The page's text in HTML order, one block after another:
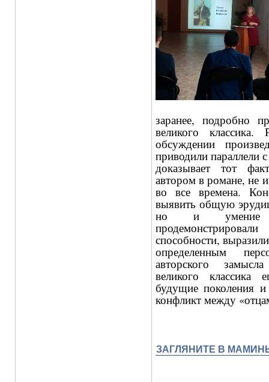
заранее, подробно
великого классика.
обсуждении
приводили параллели
доказывает тот
автором в романе, не
во все времена.
выявить общую
но и умение
способности,
определенным
авторского
великого классика
будущие поколения
конфликт между
ЗАГЛЯНИТЕ В